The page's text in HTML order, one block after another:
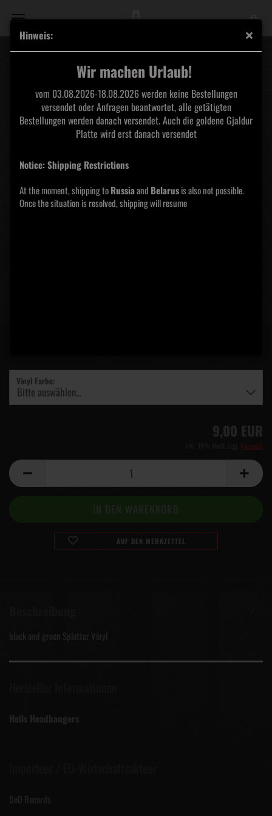
Hinweis:
Wir machen Urlaub!
vom 03.08.2026-18.08.2026 werden keine Bestellungen
versendet oder Anfragen beantwortet, alle getätigten
Bestellungen werden danach versendet. Auch die goldene Gjaldur
Platte wird erst danach versendet
Notice: Shipping Restrictions
At the moment, shipping toRussiaand Belarusis also not possible.
Once the situation is resolved, shipping will resume
Headbangers
Vinyl Farbe:
9,00 EUR
Versand
AUF DEN MERKZETTEL
black and green Splatter Vinyl
Hells Headbangers
DoD Records